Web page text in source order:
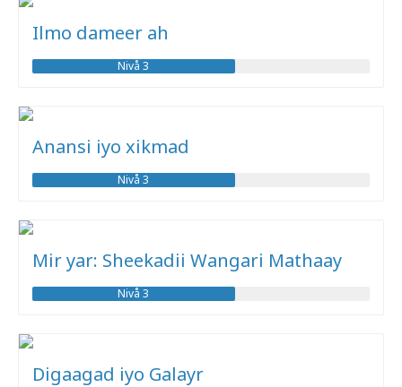
Ilmo dameer ah
Nivå 3
Anansi iyo xikmad
Nivå 3
Mir yar: Sheekadii Wangari Mathaay
Nivå 3
Digaagad iyo Galayr